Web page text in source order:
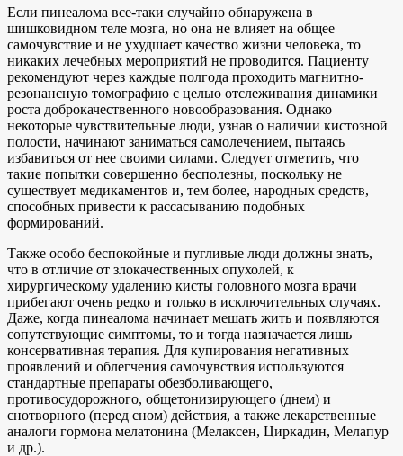
Если пинеалома все-таки случайно обнаружена в
шишковидном теле мозга, но она не влияет на общее
самочувствие и не ухудшает качество жизни человека, то
никаких лечебных мероприятий не проводится. Пациенту
рекомендуют через каждые полгода проходить магнитно-
резонансную томографию с целью отслеживания динамики
роста доброкачественного новообразования. Однако
некоторые чувствительные люди, узнав о наличии кистозной
полости, начинают заниматься самолечением, пытаясь
избавиться от нее своими силами. Следует отметить, что
такие попытки совершенно бесполезны, поскольку не
существует медикаментов и, тем более, народных средств,
способных привести к рассасыванию подобных
формирований.
Также особо беспокойные и пугливые люди должны знать,
что в отличие от злокачественных опухолей, к
хирургическому удалению кисты головного мозга врачи
прибегают очень редко и только в исключительных случаях.
Даже, когда пинеалома начинает мешать жить и появляются
сопутствующие симптомы, то и тогда назначается лишь
консервативная терапия. Для купирования негативных
проявлений и облегчения самочувствия используются
стандартные препараты обезболивающего,
противосудорожного, общетонизирующего (днем) и
снотворного (перед сном) действия, а также лекарственные
аналоги гормона мелатонина (Мелаксен, Циркадин, Мелапур
и др.).